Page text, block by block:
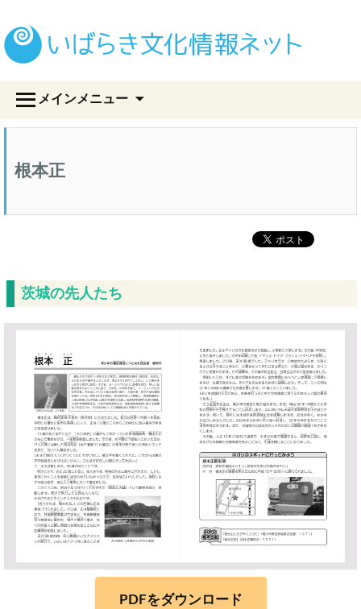
メインメニュー
テ
根本正
茨城の先人たち
PDFをダウンロード